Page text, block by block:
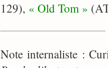
129), « Old Tom »
Note internaliste :